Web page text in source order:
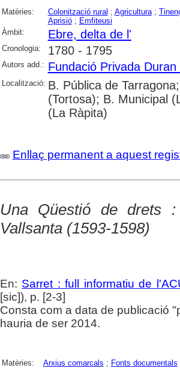
Matèries: Colonització rural ; Agricultura;
Aprisió; Emfiteusi
Àmbit:
Ebre, delta de l'
Cronologia: 1780 - 1795
Autors add.: Fundació Privada
Localització: B. Pública de
(Tortosa); B. Municipal
(La Ràpita)
Enllaç permanent a aquest
Una Qüestió de drets
Vallsanta (1593-1598)
En: Sarret : full informatiu de
[sic]), p. [2-3]
Consta com a data de publicació
hauria de ser 2014.
Matèries: Arxius comarcals ; Fonts documentals